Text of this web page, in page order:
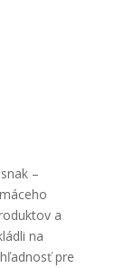
–
a
na
pre